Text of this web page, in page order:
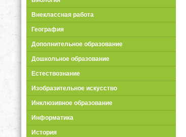
Внеклассная работа
География
Дополнительное образование
Дошкольное образование
Естествознание
Изобразительное искусство
Инклюзивное образование
Информатика
История